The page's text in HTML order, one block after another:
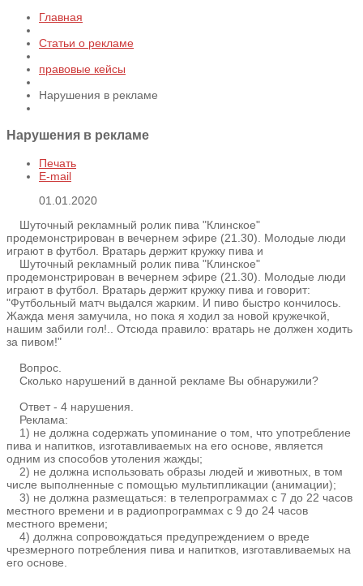
Главная
Статьи о рекламе
правовые кейсы
Нарушения в рекламе
Нарушения в рекламе
Печать
E-mail
01.01.2020
Шуточный рекламный ролик пива "Клинское"
продемонстрирован в вечернем эфире (21.30). Молодые люди
играют в футбол. Вратарь держит кружку пива и
Шуточный рекламный ролик пива "Клинское"
продемонстрирован в вечернем эфире (21.30). Молодые люди
играют в футбол. Вратарь держит кружку пива и говорит:
"Футбольный матч выдался жарким. И пиво быстро кончилось.
Жажда меня замучила, но пока я ходил за новой кружечкой,
нашим забили гол!.. Отсюда правило: вратарь не должен ходить
за пивом!"
Вопрос.
Сколько нарушений в данной рекламе Вы обнаружили?
Ответ - 4 нарушения.
Реклама:
1) не должна содержать упоминание о том, что употребление
пива и напитков, изготавливаемых на его основе, является
одним из способов утоления жажды;
2) не должна использовать образы людей и животных, в том
числе выполненные с помощью мультипликации (анимации);
3) не должна размещаться: в телепрограммах с 7 до 22 часов
местного времени и в радиопрограммах с 9 до 24 часов
местного времени;
4) должна сопровождаться предупреждением о вреде
чрезмерного потребления пива и напитков, изготавливаемых на
его основе.